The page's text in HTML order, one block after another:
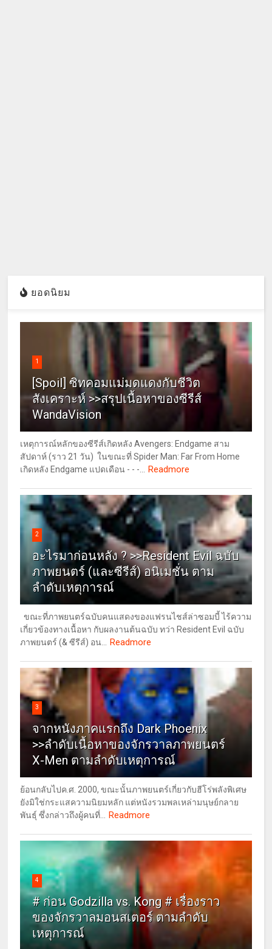
ยอดนิยม
1
[Spoil] ซิทคอมแม่มดแดงกับชีวิต
สังเคราะห์ >>สรุปเนื้อหาของซีรีส์
WandaVision
เหตุการณ์หลักของซีรีส์เกิดหลัง Avengers: Endgame สาม
สัปดาห์ (ราว 21 วัน) ในขณะที่ Spider Man: Far From Home
เกิดหลัง Endgame แปดเดือน - - -...
Readmore
2
อะไรมาก่อนหลัง ? >>Resident Evil ฉบับ
ภาพยนตร์ (และซีรีส์) อนิเมชั่น ตาม
ลำดับเหตุการณ์
ขณะที่ภาพยนตร์ฉบับคนแสดงของแฟรนไชส์ล่าซอมบี้ ไร้ความ
เกี่ยวข้องทางเนื้อหา กับผลงานต้นฉบับ ทว่า Resident Evil ฉบับ
ภาพยนตร์ (& ซีรีส์) อน...
Readmore
3
จากหนังภาคแรกถึง Dark Phoenix
>>ลำดับเนื้อหาของจักรวาลภาพยนตร์
X-Men ตามลำดับเหตุการณ์
ย้อนกลับไปค.ศ. 2000, ขณะนั้นภาพยนตร์เกี่ยวกับฮีโร่พลังพิเศษ
ยังมิใช่กระแสความนิยมหลัก แต่หนังรวมพลเหล่ามนุษย์กลาย
พันธุ์ ซึ่งกล่าวถึงผู้คนที่...
Readmore
4
# ก่อน Godzilla vs. Kong # เรื่องราว
ของจักรวาลมอนสเตอร์ ตามลำดับ
เหตุการณ์